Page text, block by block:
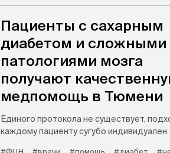
Пациенты с сахарным
диабетом и сложными
патологиями мозга
получают
медпомощь в Тюмени
Единого протокола не существует,
каждому пациенту сугубо индивидуален.